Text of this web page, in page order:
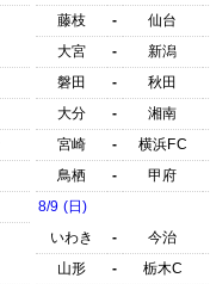
藤枝
- 仙台
大宮
- 新潟
磐田
- 秋田
大分
- 湘南
宮崎
- 横浜FC
鳥栖
- 甲府
8/9 (日)
いわき
- 今治
山形
- 栃木C